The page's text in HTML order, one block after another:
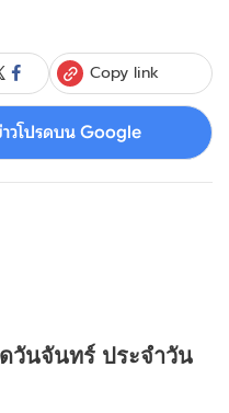
Copy link
วโปรดบน Google
วันจันทร์ ประจำวัน